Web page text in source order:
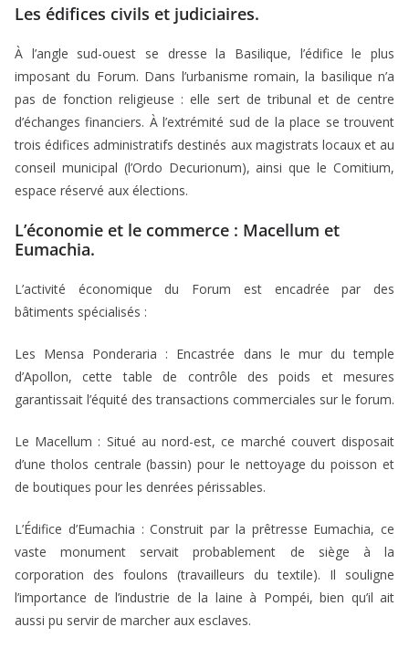
Les édifices civils et judiciaires.
À l’angle sud-ouest se dresse la Basilique, l’édifice le plus
imposant du Forum. Dans l’urbanisme romain, la basilique n’a
pas de fonction religieuse : elle sert de tribunal et de centre
d’échanges financiers. À l’extrémité sud de la place se trouvent
trois édifices administratifs destinés aux magistrats locaux et au
conseil municipal (l’Ordo Decurionum), ainsi que le Comitium,
espace réservé aux élections.
L’économie et le commerce : Macellum et
Eumachia.
L’activité économique du Forum est encadrée par des
bâtiments spécialisés :
Les Mensa Ponderaria : Encastrée dans le mur du temple
d’Apollon, cette table de contrôle des poids et mesures
garantissait l’équité des transactions commerciales sur le forum.
Le Macellum : Situé au nord-est, ce marché couvert disposait
d’une tholos centrale (bassin) pour le nettoyage du poisson et
de boutiques pour les denrées périssables.
L’Édifice d’Eumachia : Construit par la prêtresse Eumachia, ce
vaste monument servait probablement de siège à la
corporation des foulons (travailleurs du textile). Il souligne
l’importance de l’industrie de la laine à Pompéi, bien qu’il ait
aussi pu servir de marcher aux esclaves.